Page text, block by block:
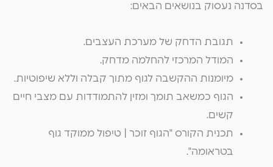
בסדנה נעסוק בנושאים הבאים:
תגובת הדחק של מערכת העצבים.
המודל המרכזי להחלמה מדחק.
מיומנות ההקשבה לגוף מתוך קבלה וללא שיפוטיות.
הגוף כמשאב תומך ומזין להתמודדות עם מצבי חיים
קשים.
תכנית הקורס "הגוף זוכר | טיפול ממוקד גוף
בטראומה".